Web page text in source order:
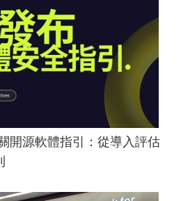
開源軟體指引：從導入評估